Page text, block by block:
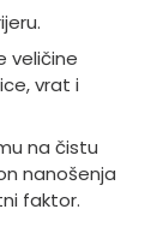
veličine
vrat i
na čistu
nanošenja
faktor.